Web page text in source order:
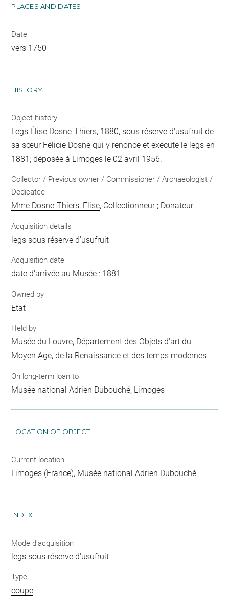
PLACES AND DATES
Date
vers 1750
HISTORY
Object history
Legs Élise Dosne-Thiers, 1880, sous réserve d'usufruit de
sa sœur Félicie Dosne qui y renonce et exécute le legs en
1881; déposée à Limoges le 02 avril 1956.
Collector / Previous owner / Commissioner / Archaeologist /
Dedicatee
Mme Dosne-Thiers, Elise, Collectionneur ; Donateur
Acquisition details
legs sous réserve d'usufruit
Acquisition date
date d'arrivée au Musée : 1881
Owned by
Etat
Held by
Musée du Louvre, Département des Objets d'art du
Moyen Age, de la Renaissance et des temps modernes
On long-term loan to
Musée national Adrien Dubouché, Limoges
LOCATION OF OBJECT
Current location
Limoges (France), Musée national Adrien Dubouché
INDEX
Mode d'acquisition
legs sous réserve d'usufruit
Type
coupe